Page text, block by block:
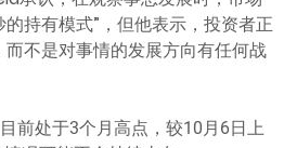
持有模式”，但他表示，投资者正
不是对事情的发展方向有任何战
前处于3个月高点，较10月6日上